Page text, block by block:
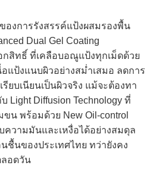
การรังสรรค์แป้งผสมรองพื้น
Dual Gel Coating
กสิทธิ์ ที่เคลือบอณูแป้งทุกเม็ดด้วย
อแป้งแนบผิวอย่างสม่ำเสมอ ลดการ
ยบเนียนเป็นผิวจริง แม้จะต้องทา
Diffusion Technology ที่
น พร้อมด้วย New Oil-control
ความมันและเหงื่อได้อย่างสมดุล
ชื้นของประเทศไทย ทว่ายังคง
ลอดวัน